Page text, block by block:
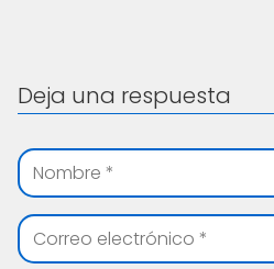
Deja una respuesta